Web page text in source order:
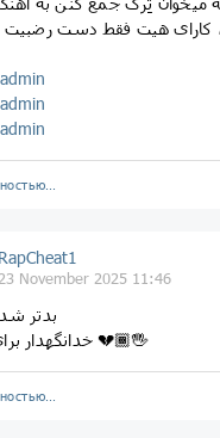
هیت فقط دست رضبیت
RapCheat1
23 November 2025 11:46
بدتر
خدانگهدار برای همیشه 💔🖐🏾